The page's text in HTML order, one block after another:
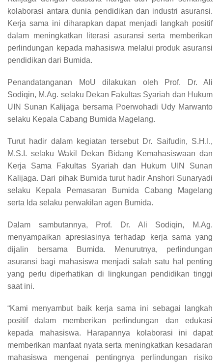
kolaborasi antara dunia pendidikan dan industri asuransi.
Kerja sama ini diharapkan dapat menjadi langkah positif
dalam meningkatkan literasi asuransi serta memberikan
perlindungan kepada mahasiswa melalui produk asuransi
pendidikan dari Bumida.
Penandatanganan MoU dilakukan oleh Prof. Dr. Ali
Sodiqin, M.Ag. selaku Dekan Fakultas Syariah dan Hukum
UIN Sunan Kalijaga bersama Poerwohadi Udy Marwanto
selaku Kepala Cabang Bumida Magelang.
Turut hadir dalam kegiatan tersebut Dr. Saifudin, S.H.I.,
M.S.I. selaku Wakil Dekan Bidang Kemahasiswaan dan
Kerja Sama Fakultas Syariah dan Hukum UIN Sunan
Kalijaga. Dari pihak Bumida turut hadir Anshori Sunaryadi
selaku Kepala Pemasaran Bumida Cabang Magelang
serta Ida selaku perwakilan agen Bumida.
Dalam sambutannya, Prof. Dr. Ali Sodiqin, M.Ag.
menyampaikan apresiasinya terhadap kerja sama yang
dijalin bersama Bumida. Menurutnya, perlindungan
asuransi bagi mahasiswa menjadi salah satu hal penting
yang perlu diperhatikan di lingkungan pendidikan tinggi
saat ini.
“Kami menyambut baik kerja sama ini sebagai langkah
positif dalam memberikan perlindungan dan edukasi
kepada mahasiswa. Harapannya kolaborasi ini dapat
memberikan manfaat nyata serta meningkatkan kesadaran
mahasiswa mengenai pentingnya perlindungan risiko